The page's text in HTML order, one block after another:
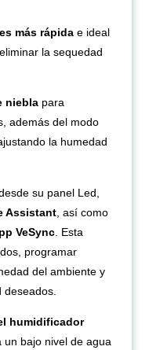
más rápida e ideal
la sequedad
niebla para
además del modo
la humedad
su panel Led,
Assistant , así como
VeSync . Esta
programar
del ambiente y
humidificador
un bajo nivel de agua